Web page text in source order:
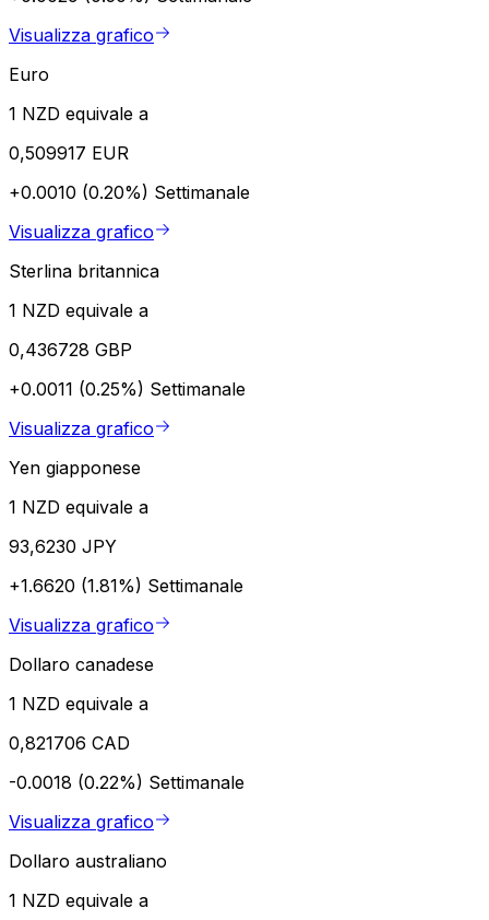
Visualizza grafico
Euro
1 NZD equivale a
0,509917 EUR
+0.0010 (0.20%) Settimanale
Visualizza grafico
Sterlina britannica
1 NZD equivale a
0,436728 GBP
+0.0011 (0.25%) Settimanale
Visualizza grafico
Yen giapponese
1 NZD equivale a
93,6230 JPY
+1.6620 (1.81%) Settimanale
Visualizza grafico
Dollaro canadese
1 NZD equivale a
0,821706 CAD
-0.0018 (0.22%) Settimanale
Visualizza grafico
Dollaro australiano
1 NZD equivale a